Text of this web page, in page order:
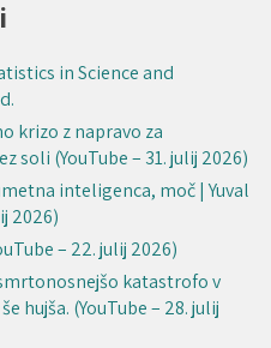
in Science and
krizo z napravo za
soli (YouTube – 31. julij 2026)
inteligenca, moč | Yuval
2026)
– 22. julij 2026)
katastrofo v
hujša. (YouTube – 28. julij